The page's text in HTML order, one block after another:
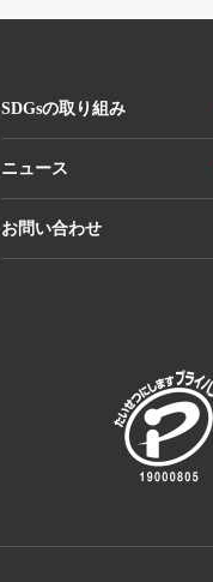
SDGsの取り組み
ニュース
お問い合わせ